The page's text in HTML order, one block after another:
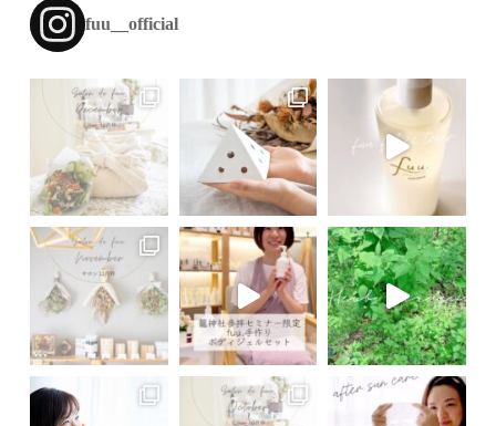
fuu__official